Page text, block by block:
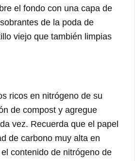
el fondo con una capa de
de la poda de
viejo que también limpias
ricos en nitrógeno de su
de compost y agregue
vez. Recuerda que el papel
de carbono muy alta en
contenido de nitrógeno de